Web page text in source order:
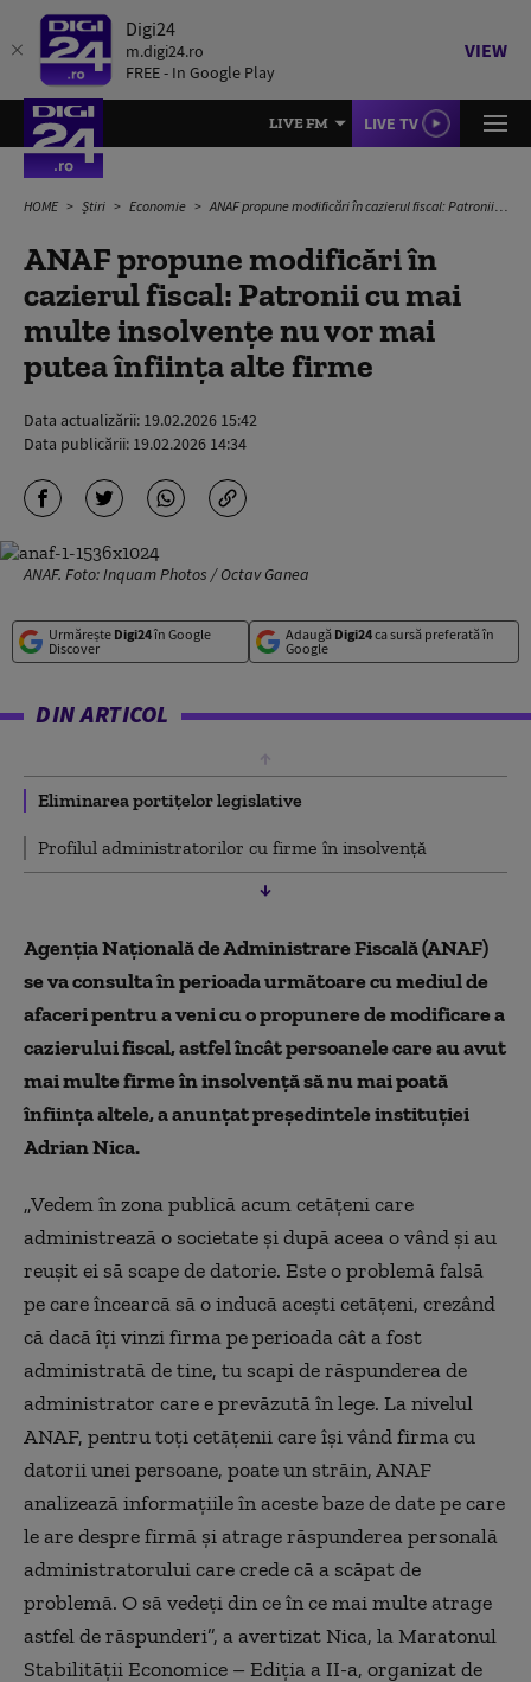
Digi24
m.digi24.ro
FREE - In Google Play
VIEW
LIVE FM LIVE TV
HOME Știri Economie ANAF propune modificări în cazierul fiscal: Patronii cu mai multe insolvențe nu vor mai putea înființa alte firme
ANAF propune modificări în
cazierul fiscal: Patronii cu mai
multe insolvențe nu vor mai
putea înființa alte firme
Data actualizării: 19.02.2026 15:42
Data publicării: 19.02.2026 14:34
ANAF. Foto: Inquam Photos / Octav Ganea
Urmărește Digi24în Google
Discover
Adaugă Digi24ca sursă preferată în
Google
DIN ARTICOL
Eliminarea portițelor legislative
Profilul administratorilor cu firme în insolvență
Agenția Națională de Administrare Fiscală (ANAF)
se va consulta în perioada următoare cu mediul de
afaceri pentru a veni cu o propunere de modificare a
cazierului fiscal, astfel încât persoanele care au avut
mai multe firme în insolvență să nu mai poată
înființa altele, a anunțat președintele instituției
Adrian Nica.
„Vedem în zona publică acum cetățeni care
administrează o societate și după aceea o vând și au
reușit ei să scape de datorie. Este o problemă falsă
pe care încearcă să o inducă acești cetățeni, crezând
că dacă îți vinzi firma pe perioada cât a fost
administrată de tine, tu scapi de răspunderea de
administrator care e prevăzută în lege. La nivelul
ANAF, pentru toți cetățenii care își vând firma cu
datorii unei persoane, poate un străin, ANAF
analizează informațiile în aceste baze de date pe care
le are despre firmă și atrage răspunderea personală
administratorului care crede că a scăpat de
problemă. O să vedeți din ce în ce mai multe atrage
astfel de răspunderi”, a avertizat Nica, la Maratonul
Stabilității Economice – Ediția a II-a, organizat de